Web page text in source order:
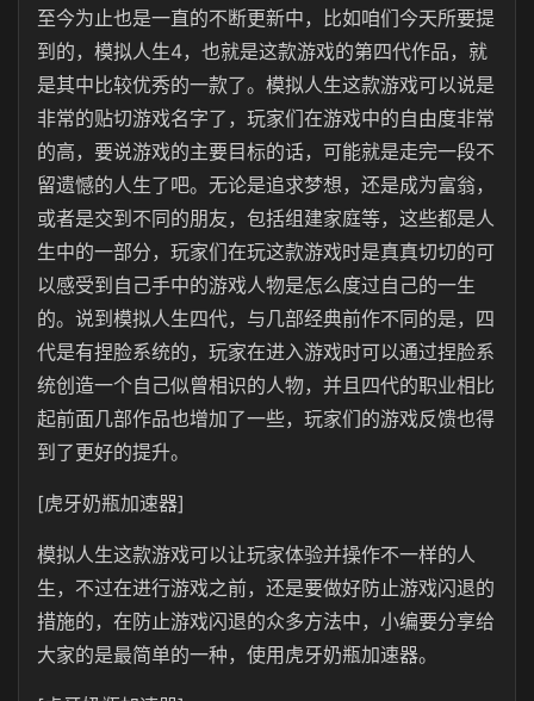
至今为止也是一直的不断更新中，比如咱们今天所要提
到的，模拟人生4，也就是这款游戏的第四代作品，就
是其中比较优秀的一款了。模拟人生这款游戏可以说是
非常的贴切游戏名字了，玩家们在游戏中的自由度非常
的高，要说游戏的主要目标的话，可能就是走完一段不
留遗憾的人生了吧。无论是追求梦想，还是成为富翁，
或者是交到不同的朋友，包括组建家庭等，这些都是人
生中的一部分，玩家们在玩这款游戏时是真真切切的可
以感受到自己手中的游戏人物是怎么度过自己的一生
的。说到模拟人生四代，与几部经典前作不同的是，四
代是有捏脸系统的，玩家在进入游戏时可以通过捏脸系
统创造一个自己似曾相识的人物，并且四代的职业相比
起前面几部作品也增加了一些，玩家们的游戏反馈也得
到了更好的提升。
[虎牙奶瓶加速器]
模拟人生这款游戏可以让玩家体验并操作不一样的人
生，不过在进行游戏之前，还是要做好防止游戏闪退的
措施的，在防止游戏闪退的众多方法中，小编要分享给
大家的是最简单的一种，使用虎牙奶瓶加速器。